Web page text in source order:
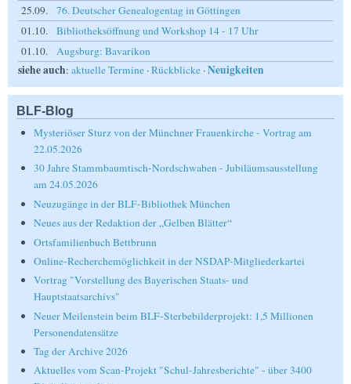
25.09.
76. Deutscher Genealogentag in Göttingen
01.10.
Bibliotheksöffnung und Workshop 14 - 17 Uhr
01.10.
Augsburg: Bavarikon
siehe auch: aktuelle Termine ·Rückblicke ·Neuigkeiten
BLF-Blog
Mysteriöser Sturz von der Münchner Frauenkirche - Vortrag am
22.05.2026
30 Jahre Stammbaumtisch-Nordschwaben - Jubiläumsausstellung
am 24.05.2026
Neuzugänge in der BLF-Bibliothek München
Neues aus der Redaktion der „Gelben Blätter“
Ortsfamilienbuch Bettbrunn
Online-Recherchemöglichkeit in der NSDAP-Mitgliederkartei
Vortrag "Vorstellung des Bayerischen Staats- und
Hauptstaatsarchivs"
Neuer Meilenstein beim BLF-Sterbebilderprojekt: 1,5 Millionen
Personendatensätze
Tag der Archive 2026
Aktuelles vom Scan-Projekt "Schul-Jahresberichte" - über 3400